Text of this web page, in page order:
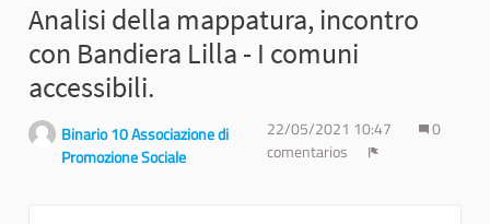
Analisi della mappatura, incontro
con Bandiera Lilla - I comuni
accessibili.
Binario 10 Associazione di
Promozione Sociale
22/05/2021 10:47
0
comentarios